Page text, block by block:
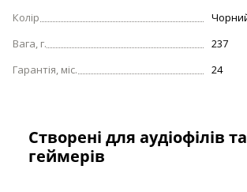
Колір
Вага, г.
237
Гарантія, міс.
24
Створені для аудіофілів та
геймерів